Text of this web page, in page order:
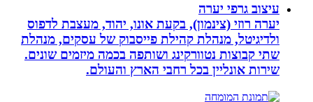
עיצוב גרפי יערה
יערה רוזי (צינמון), בקעת אונו, יהוד, מעצבת לדפוס
ולדיגיטל, מנהלת קהילת פייסבוק של עסקים, מנהלת
שתי קבוצות נטוורקינג ושותפה בכמה מיזמים שונים.
שירות אונליין בכל רחבי הארץ והעולם.